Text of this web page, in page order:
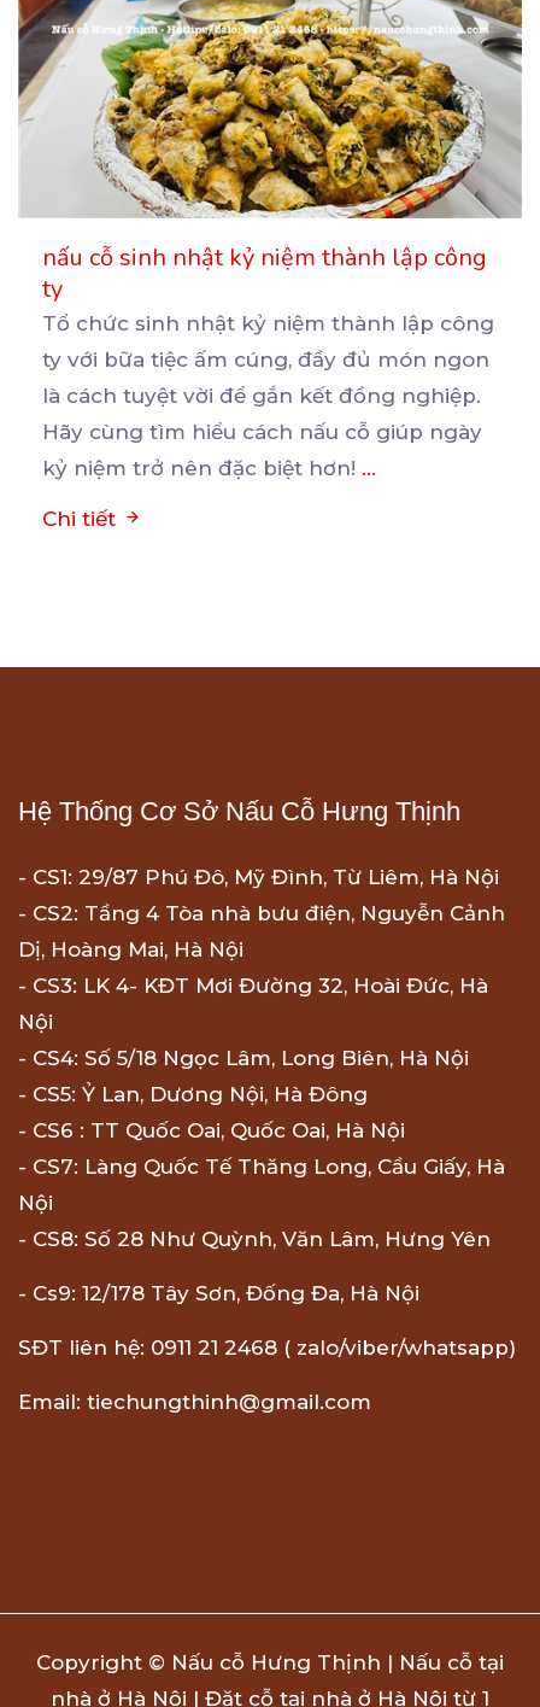
nấu cỗ sinh nhật kỷ niệm thành lập công
ty
Tổ chức sinh nhật kỷ niệm thành lập công
ty với bữa tiệc ấm cúng, đầy đủ món ngon
là cách tuyệt vời để gắn kết đồng nghiệp.
Hãy cùng tìm hiểu cách nấu cỗ giúp ngày
kỷ niệm trở nên đặc biệt hơn! ...
Chi tiết
Hệ Thống Cơ Sở Nấu Cỗ Hưng Thịnh
- CS1: 29/87 Phú Đô, Mỹ Đình, Từ Liêm, Hà Nội
- CS2: Tầng 4 Tòa nhà bưu điện, Nguyễn Cảnh
Dị, Hoàng Mai, Hà Nội
- CS3: LK 4- KĐT Mơi Đường 32, Hoài Đức, Hà
Nội
- CS4: Số 5/18 Ngọc Lâm, Long Biên, Hà Nội
- CS5: Ỷ Lan, Dương Nội, Hà Đông
- CS6 : TT Quốc Oai, Quốc Oai, Hà Nội
- CS7: Làng Quốc Tế Thăng Long, Cầu Giấy, Hà
Nội
- CS8: Số 28 Như Quỳnh, Văn Lâm, Hưng Yên
- Cs9: 12/178 Tây Sơn, Đống Đa, Hà Nội
SĐT liên hệ: 0911 21 2468 ( zalo/viber/whatsapp)
Email: tiechungthinh@gmail.com
Copyright © Nấu cỗ Hưng Thịnh | Nấu cỗ tại
nhà ở Hà Nội | Đặt cỗ tại nhà ở Hà Nội từ 1